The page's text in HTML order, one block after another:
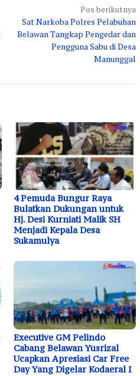
Pos berikutnya
Sat Narkoba Polres Pelabuhan
Belawan Tangkap Pengedar dan
Pengguna Sabu di Desa
Manunggal
4 Pemuda Bungur Raya
Bulatkan Dukungan untuk
Hj. Desi Kurniati Malik SH
Menjadi Kepala Desa
Sukamulya
Executive GM Pelindo
Cabang Belawan Yusrizal
Ucapkan Apresiasi Car Free
Day Yang Digelar Kodaeral I